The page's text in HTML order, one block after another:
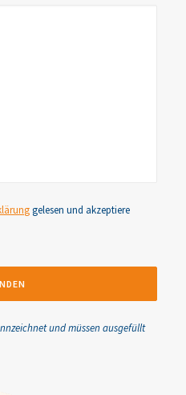
gelesen und akzeptiere
und müssen ausgefüllt